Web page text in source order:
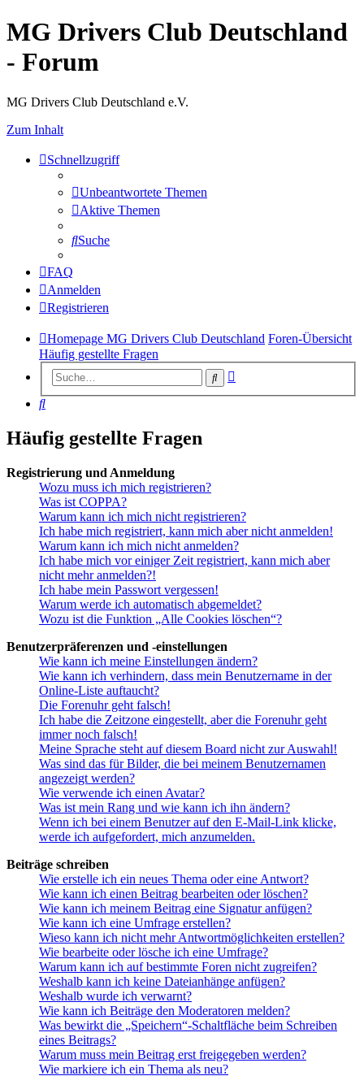
MG Drivers Club Deutschland
- Forum
MG Drivers Club Deutschland e.V.
Zum Inhalt
Schnellzugriff
Unbeantwortete Themen
Aktive Themen
Suche
FAQ
Anmelden
Registrieren
Homepage MG Drivers Club Deutschland Foren-Übersicht
Häufig gestellte Fragen
Suche
Suche
Häufig gestellte Fragen
Registrierung und Anmeldung
Wozu muss ich mich registrieren?
Was ist COPPA?
Warum kann ich mich nicht registrieren?
Ich habe mich registriert, kann mich aber nicht anmelden!
Warum kann ich mich nicht anmelden?
Ich habe mich vor einiger Zeit registriert, kann mich aber
nicht mehr anmelden?!
Ich habe mein Passwort vergessen!
Warum werde ich automatisch abgemeldet?
Wozu ist die Funktion „Alle Cookies löschen“?
Benutzerpräferenzen und -einstellungen
Wie kann ich meine Einstellungen ändern?
Wie kann ich verhindern, dass mein Benutzername in der
Online-Liste auftaucht?
Die Forenuhr geht falsch!
Ich habe die Zeitzone eingestellt, aber die Forenuhr geht
immer noch falsch!
Meine Sprache steht auf diesem Board nicht zur Auswahl!
Was sind das für Bilder, die bei meinem Benutzernamen
angezeigt werden?
Wie verwende ich einen Avatar?
Was ist mein Rang und wie kann ich ihn ändern?
Wenn ich bei einem Benutzer auf den E-Mail-Link klicke,
werde ich aufgefordert, mich anzumelden.
Beiträge schreiben
Wie erstelle ich ein neues Thema oder eine Antwort?
Wie kann ich einen Beitrag bearbeiten oder löschen?
Wie kann ich meinem Beitrag eine Signatur anfügen?
Wie kann ich eine Umfrage erstellen?
Wieso kann ich nicht mehr Antwortmöglichkeiten erstellen?
Wie bearbeite oder lösche ich eine Umfrage?
Warum kann ich auf bestimmte Foren nicht zugreifen?
Weshalb kann ich keine Dateianhänge anfügen?
Weshalb wurde ich verwarnt?
Wie kann ich Beiträge den Moderatoren melden?
Was bewirkt die „Speichern“-Schaltfläche beim Schreiben
eines Beitrags?
Warum muss mein Beitrag erst freigegeben werden?
Wie markiere ich ein Thema als neu?